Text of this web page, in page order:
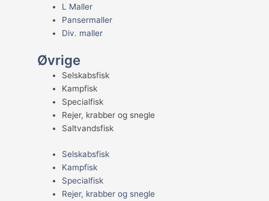
L Maller
Pansermaller
Div. maller
Øvrige
Selskabsfisk
Kampfisk
Specialfisk
Rejer, krabber og snegle
Saltvandsfisk
Selskabsfisk
Kampfisk
Specialfisk
Rejer, krabber og snegle